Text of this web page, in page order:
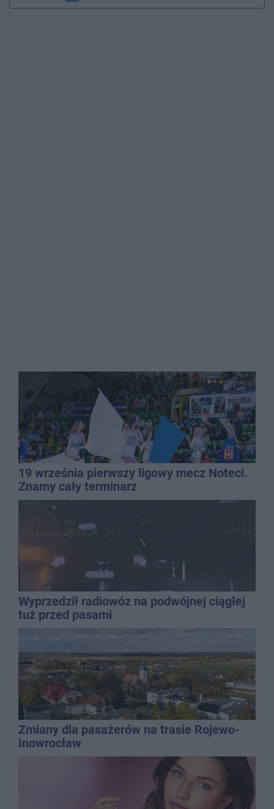
19 września pierwszy ligowy mecz Noteci.
Znamy cały terminarz
Wyprzedził radiowóz na podwójnej ciągłej
tuż przed pasami
Zmiany dla pasażerów na trasie Rojewo-
Inowrocław